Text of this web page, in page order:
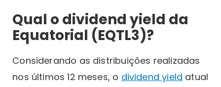
Qual o dividend yield da
Equatorial (EQTL3)?
Considerando as distribuições realizadas
nos últimos 12 meses, o dividend yield atual